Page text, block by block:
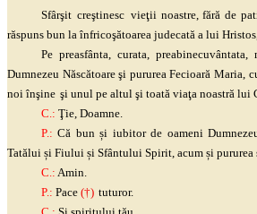
Sfârşit creştinesc vieţii noastre, fără de
răspuns bun laînfricoşătoarea judecată a lui
Pe preasfânta, curata,preabinecuvântata,
Dumnezeu Născătoareşi pururea Fecioară Maria,
noiînşine şi unul pe altul şi toată viaţa noastră lui
C.: Ţie, Doamne.
P.: Că bun și iubitor de oameni
Tatălui și Fiului și Sfântului Spirit, acum și
C.: Amin.
P.: Pace (†) tuturor.